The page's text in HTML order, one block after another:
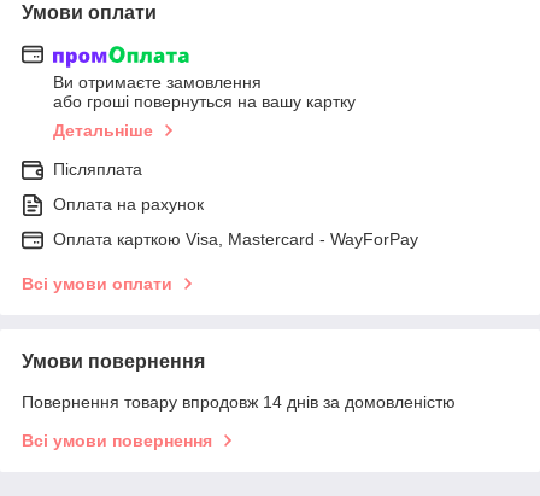
Умови оплати
Ви отримаєте замовлення
або гроші повернуться на вашу картку
Детальніше
Післяплата
Оплата на рахунок
Оплата карткою Visa, Mastercard - WayForPay
Всі умови оплати
Умови повернення
Повернення товару впродовж 14 днів за домовленістю
Всі умови повернення